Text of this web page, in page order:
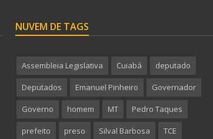
NUVEM DE TAGS
Assembleia Legislativa Cuiabá deputado
Deputados Emanuel Pinheiro Governador
Governo homem MT Pedro Taques
prefeito preso Silval Barbosa TCE